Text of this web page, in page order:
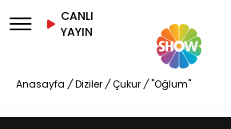
CANLI
YAYIN
Anasayfa / Diziler / Çukur / "Oğlum"